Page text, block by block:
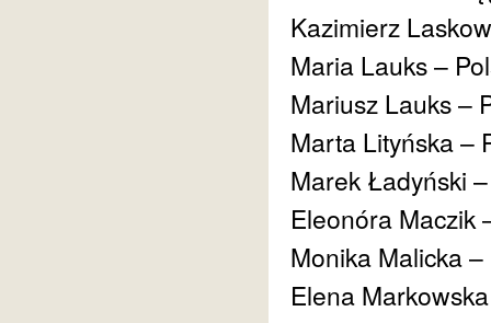
Kazimierz
Maria Lauks –
Mariusz Lauks –
Marta Lityńska –
Marek Ładyński
Eleonóra Maczik
Monika Malicka
Elena